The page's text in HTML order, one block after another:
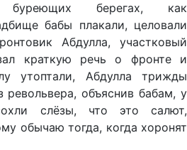
берегах, как
бабы плакали, целовали
Абдулла, участковый
краткую речь о фронте и
утоптали, Абдулла трижды
револьвера, объяснив бабам, у
слёзы, что это салют,
обычаю тогда, когда хоронят